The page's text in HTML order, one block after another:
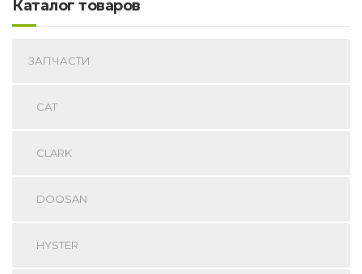
Каталог товаров
ЗАПЧАСТИ
CAT
CLARK
DOOSAN
HYSTER